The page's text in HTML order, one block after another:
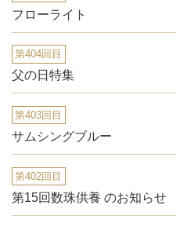
フローライト
第404回目
父の日特集
第403回目
サムシングブルー
第402回目
第15回数珠供養 のお知らせ